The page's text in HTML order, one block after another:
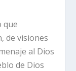
que
de visiones
al Dios
de Dios